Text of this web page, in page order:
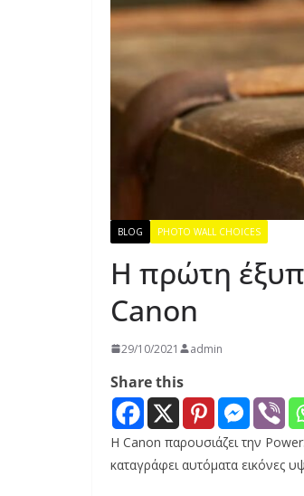
BLOG PHOTO WALL CHOICES
Η πρώτη
Canon
29/10/2021 admin
Share this
Η Canon παρουσιάζει την
καταγράφει αυτόματα εικόνες